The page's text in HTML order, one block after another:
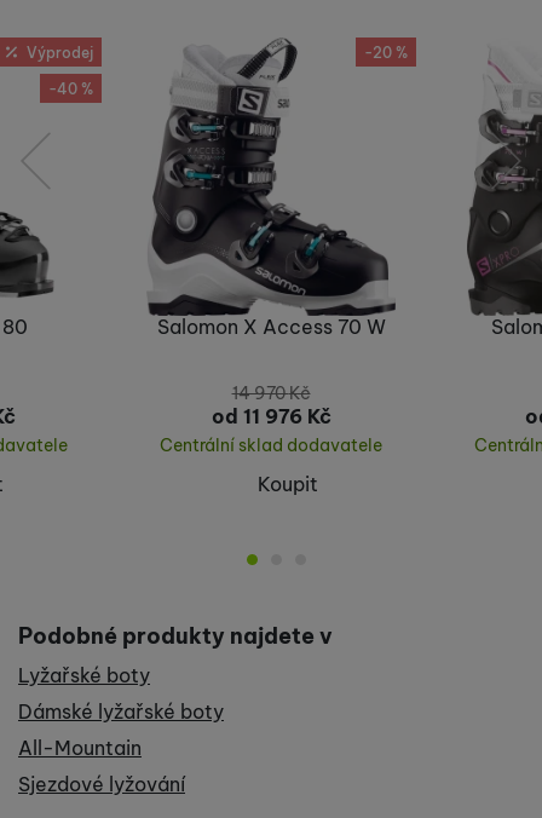
následující
-20 %
Salomon X Access 70 W
14 970Kč
od 11 976 Kč
Centrální sklad dodavatele
Koupit
Výprodej
-40 %
Podobné produkty najdete v
Lyžařské boty
Dámské lyžařské boty
All-Mountain
Sjezdové lyžování